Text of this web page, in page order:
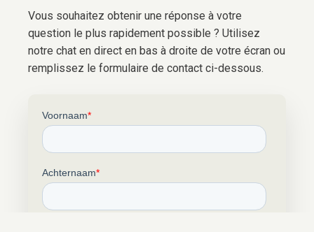
Vous souhaitez obtenir une réponse à votre
question le plus rapidement possible ? Utilisez
notre chat en direct en bas à droite de votre écran ou
remplissez le formulaire de contact ci-dessous.